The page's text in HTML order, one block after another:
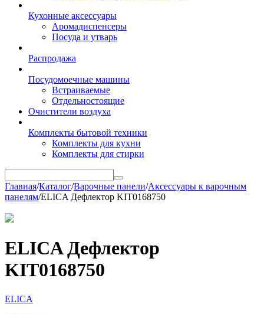
Кухонные аксессуары
Аромадиспенсеры
Посуда и утварь
Распродажа
Посудомоечные машины
Встраиваемые
Отдельностоящие
Очистители воздуха
Комплекты бытовой техники
Комплекты для кухни
Комплекты для стирки
Главная/Каталог/Варочные панели/Аксессуары к варочным
панелям/ELICA Дефлектор KIT0168750
ELICA Дефлектор
KIT0168750
ELICA